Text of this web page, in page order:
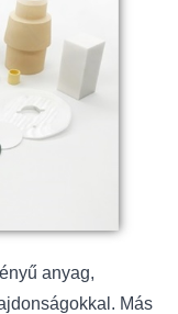
anyag,
Más